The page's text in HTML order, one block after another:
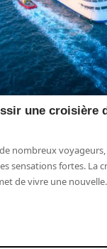
une croisière
nombreux
sensations fortes. La
de vivre une nouvelle